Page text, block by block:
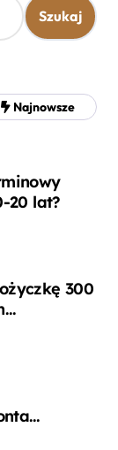
Najnowsze
20 lat?
300